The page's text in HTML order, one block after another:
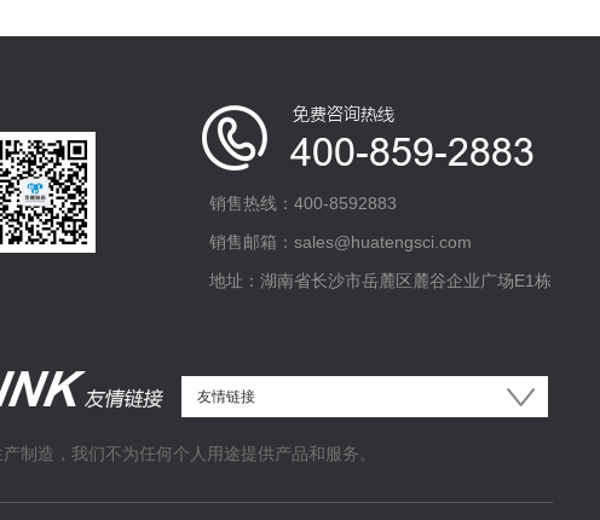
销售热线：400-8592883
销售邮箱：sales@huatengsci.com
地址：湖南省长沙市岳麓区麓谷企业广场E1栋
制造，我们不为任何个人用途提供产品和服务。